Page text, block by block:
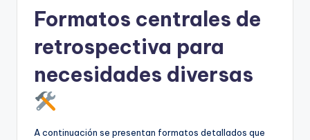
Formatos centrales de
retrospectiva para
necesidades diversas
A continuación se presentan formatos detallados que